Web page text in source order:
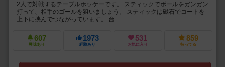
2人で対戦するテーブルホッケーです。 スティックでボールをガンガン
打って、相手のゴールを狙いましょう。 スティックは磁石でコートを
上下に挟んでつながっています。 台...
607
興味あり
1973
経験あり
531
お気に入り
859
持ってる